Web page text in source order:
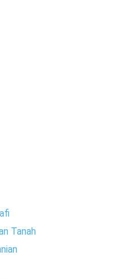
Tanah